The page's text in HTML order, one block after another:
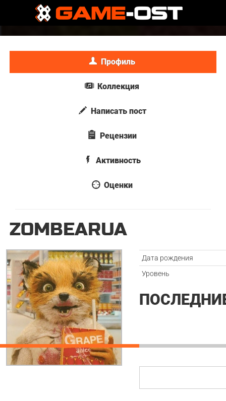
Профиль
Коллекция
Написать пост
Рецензии
Активность
Оценки
ZOMBEARUA
Дата рождения
Уровень